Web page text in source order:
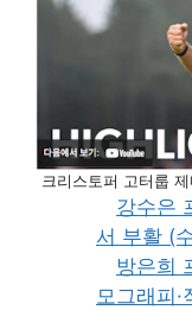
크리스토퍼 고터룹
강수은
서 부활 (
방은희
모그래피·